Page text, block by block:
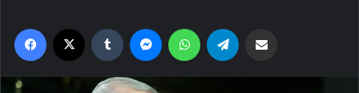
Facebook Tumblr MessengerWhatsApp